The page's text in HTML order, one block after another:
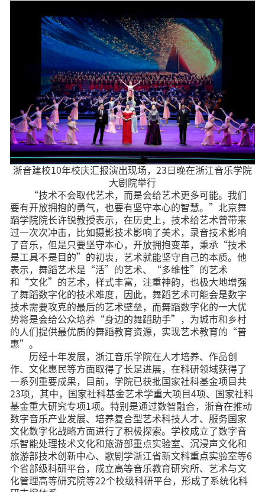
浙音建校10年校庆汇报演出现场，23日晚在浙江音乐学院
大剧院举行
“技术不会取代艺术，而是会给艺术更多可能。我们
要有开放拥抱的勇气，也要有坚守本心的智慧。”北京舞
蹈学院院长许锐教授表示，在历史上，技术给艺术曾带来
过一次次冲击，比如摄影技术影响了美术，录音技术影响
了音乐，但是只要坚守本心，开放拥抱变革，秉承“技术
是工具不是目的”的初衷，艺术就能坚守自己的本质。他
表示，舞蹈艺术是“活”的艺术、“多维性”的艺术
和“文化”的艺术，样式丰富，注重神韵，也极大地增强
了舞蹈数字化的技术难度，因此，舞蹈艺术可能会是数字
技术需要攻克的最后的艺术壁垒，而舞蹈数字化的一大优
势将是会给公众培养“身边的舞蹈助手”，为城市和乡村
的人们提供最优质的舞蹈教育资源，实现艺术教育的“普
惠”。
历经十年发展，浙江音乐学院在人才培养、作品创
作、文化惠民等方面取得了长足进展，在科研领域获得了
一系列重要成果，目前，学院已获批国家社科基金项目共
23项，其中，国家社科基金艺术学重大项目4项、国家社科
基金重大研究专项1项。特别是通过数智融合，浙音在推动
数字音乐产业发展、培养复合型艺术科技人才、服务国家
文化数字化战略方面进行了积极探索。学校成立了数字音
乐智能处理技术文化和旅游部重点实验室、沉浸声文化和
旅游部技术创新中心、歌剧学浙江省新文科重点实验室等6
个省部级科研平台，成立高等音乐教育研究所、艺术与文
化管理高等研究院等22个校级科研平台，形成了系统化科